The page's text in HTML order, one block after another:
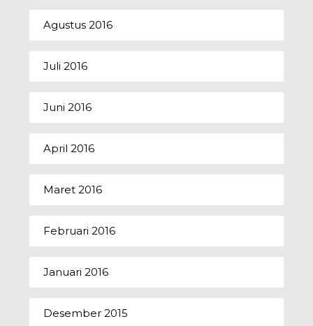
Agustus 2016
Juli 2016
Juni 2016
April 2016
Maret 2016
Februari 2016
Januari 2016
Desember 2015